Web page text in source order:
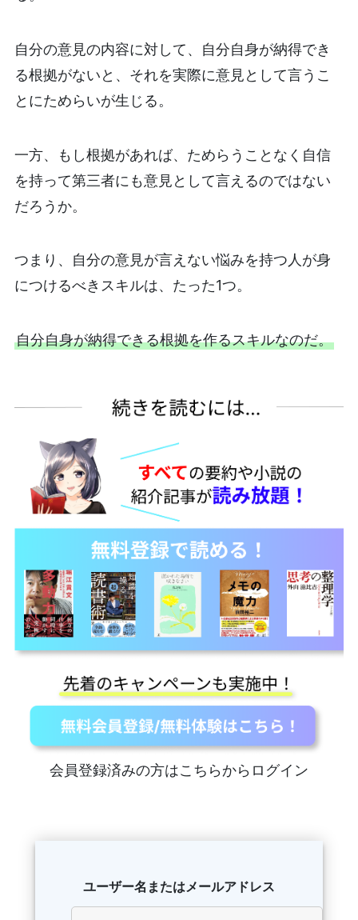
自分の意見の内容に対して、自分自身が納得でき
る根拠がないと、それを実際に意見として言うこ
とにためらいが生じる。
一方、もし根拠があれば、ためらうことなく自信
を持って第三者にも意見として言えるのではない
だろうか。
つまり、自分の意見が言えない悩みを持つ人が身
につけるべきスキルは、たった1つ。
自分自身が納得できる根拠を作るスキルなのだ。
会員登録済みの方はこちらからログイン
ユーザー名またはメールアドレス